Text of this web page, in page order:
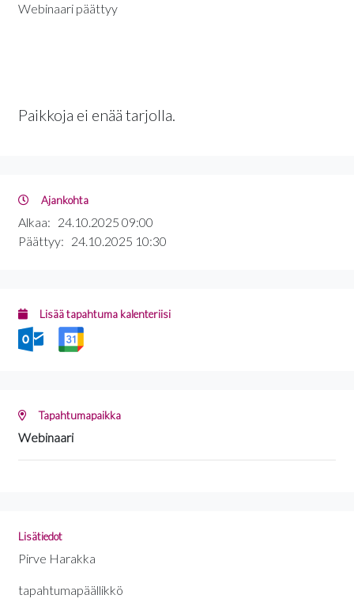
Webinaari päättyy
Paikkoja ei enää tarjolla.
Ajankohta
Alkaa: 24.10.2025 09:00
Päättyy: 24.10.2025 10:30
Lisää tapahtuma kalenteriisi
Tapahtumapaikka
Webinaari
Lisätiedot
Pirve Harakka
tapahtumapäällikkö